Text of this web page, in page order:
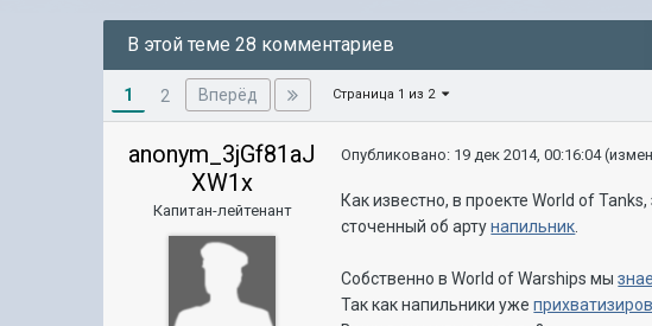
В этой теме 28 комментариев
1 2 Вперёд Страница 1 из 2
anonym_3jGf81aJ
XW1x
Капитан-лейтенант
Опубликовано: 19 дек 2014, 00:16:04
Как известно, в проекте World of
сточенный об артунапильник
Собственно в World of Warships мы
Так как напильники уже